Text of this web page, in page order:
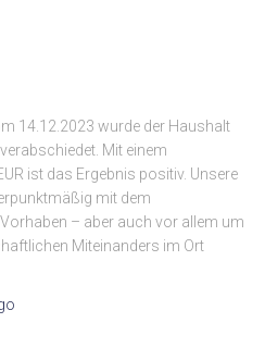
14.12.2023 wurde der Haushalt
Mit einem
ist das Ergebnis positiv. Unsere
mit dem
– aber auch vor allem um
Miteinanders im Ort